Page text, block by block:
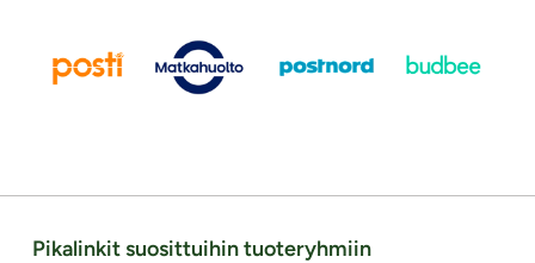
Pikalinkit suosittuihin tuoteryhmiin